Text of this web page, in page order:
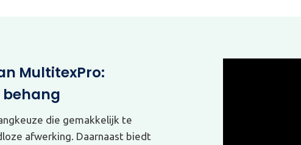
MultitexPro:
behang
die gemakkelijk te
afwerking. Daarnaast biedt